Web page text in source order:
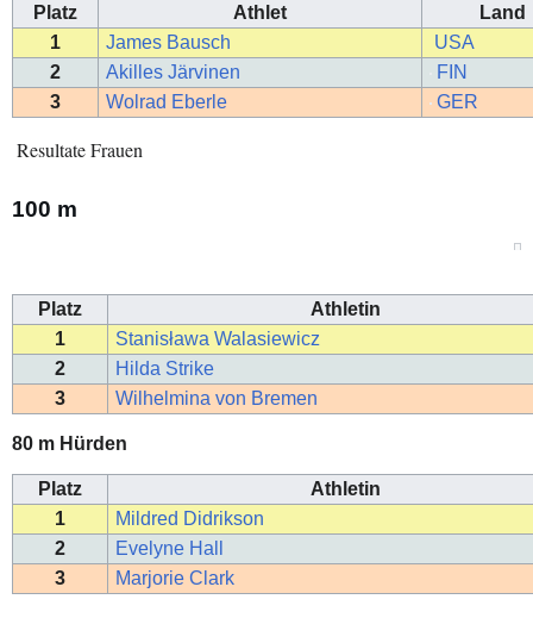
Platz Athlet
Land
1
James Bausch
USA
2
Akilles Järvinen
FIN
3
Wolrad Eberle GER
Resultate Frauen
100 m
Platz
Athletin
1
Stanisława Walasiewicz
2
Hilda Strike
3
Wilhelmina von Bremen
80 m Hürden
Platz
Athletin
1
Mildred Didrikson
2
Evelyne Hall
3
Marjorie Clark